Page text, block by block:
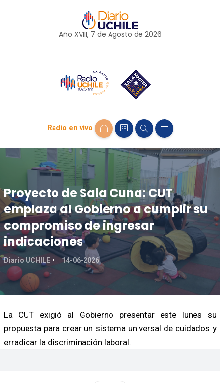
Año XVIII, 7 de Agosto de 2026
Radio en vivo
Proyecto de Sala Cuna: CUT
emplaza al Gobierno a cumplir su
compromiso de ingresar
indicaciones
Diario UCHILE 14-06-2026
La CUT exigió al Gobierno presentar este lunes su
propuesta para crear un sistema universal de cuidados y
erradicar la discriminación laboral.